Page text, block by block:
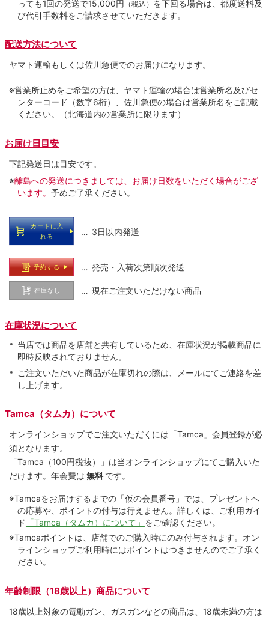
っても1回の発送で15,000円 （税込） を下回る場合は、都度送料及
び代引手数料をご請求させていただきます。
配送方法について
ヤマト運輸もしくは佐川急便でのお届けになります。
※営業所止めをご希望の方は、ヤマト運輸の場合は営業所名及びセ
ンターコード（数字6桁）、佐川急便の場合は営業所名をご記載
ください。（北海道内の営業所に限ります）
お届け日目安
下記発送日は目安です。
※離島への発送につきましては、お届け日数をいただく場合がござ
います。 予めご了承ください。
カートに入
れる
… 3日以内発送
予約する … 発売・入荷次第順次発送
在庫なし … 現在ご注文いただけない商品
在庫状況について
当店では商品を店舗と共有しているため、在庫状況が掲載商品に
即時反映されておりません。
ご注文いただいた商品が在庫切れの際は、メールにてご連絡を差
し上げます。
Tamca（タムカ）について
オンラインショップでご注⽂いただくには「Tamca」会員登録が必
須となります。
「Tamca （100円税抜）
」は当オンラインショップにてご購⼊いた
だけます。 年会費は 無料 です。
※Tamcaをお届けするまでの「仮の会員番号」では、プレゼントへ
の応募や、ポイントの付与は⾏えません。詳しくは、ご利⽤ガイ
ド 「Tamca（タムカ）について」 をご確認ください。
※Tamcaポイントは、店舗でのご購⼊時にのみ付与されます。オン
ラインショップご利用時にはポイントはつきませんのでご了承く
ださい。
年齢制限（18歳以上）商品について
18歳以上対象の電動ガン、ガスガンなどの商品は、18歳未満の方は